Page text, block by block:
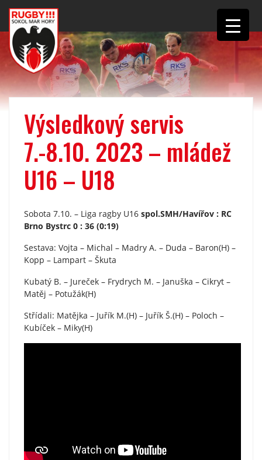
Výsledkový servis
7.-8.10. 2023 – mládež
U16 – U18
Sobota 7.10. – Liga ragby U16 spol.SMH/Havířov : RC
Brno Bystrc 0 : 36 (0:19)
Sestava: Vojta – Michal – Madry A. – Duda – Baron(H) –
Kopp – Lampart – Škuta
Kubatý B. – Jureček – Frydrych M. – Januška – Cikryt –
Matěj – Potužák(H)
Střídali: Matějka – Juřík M.(H) – Juřík Š.(H) – Poloch –
Kubíček – Miky(H)